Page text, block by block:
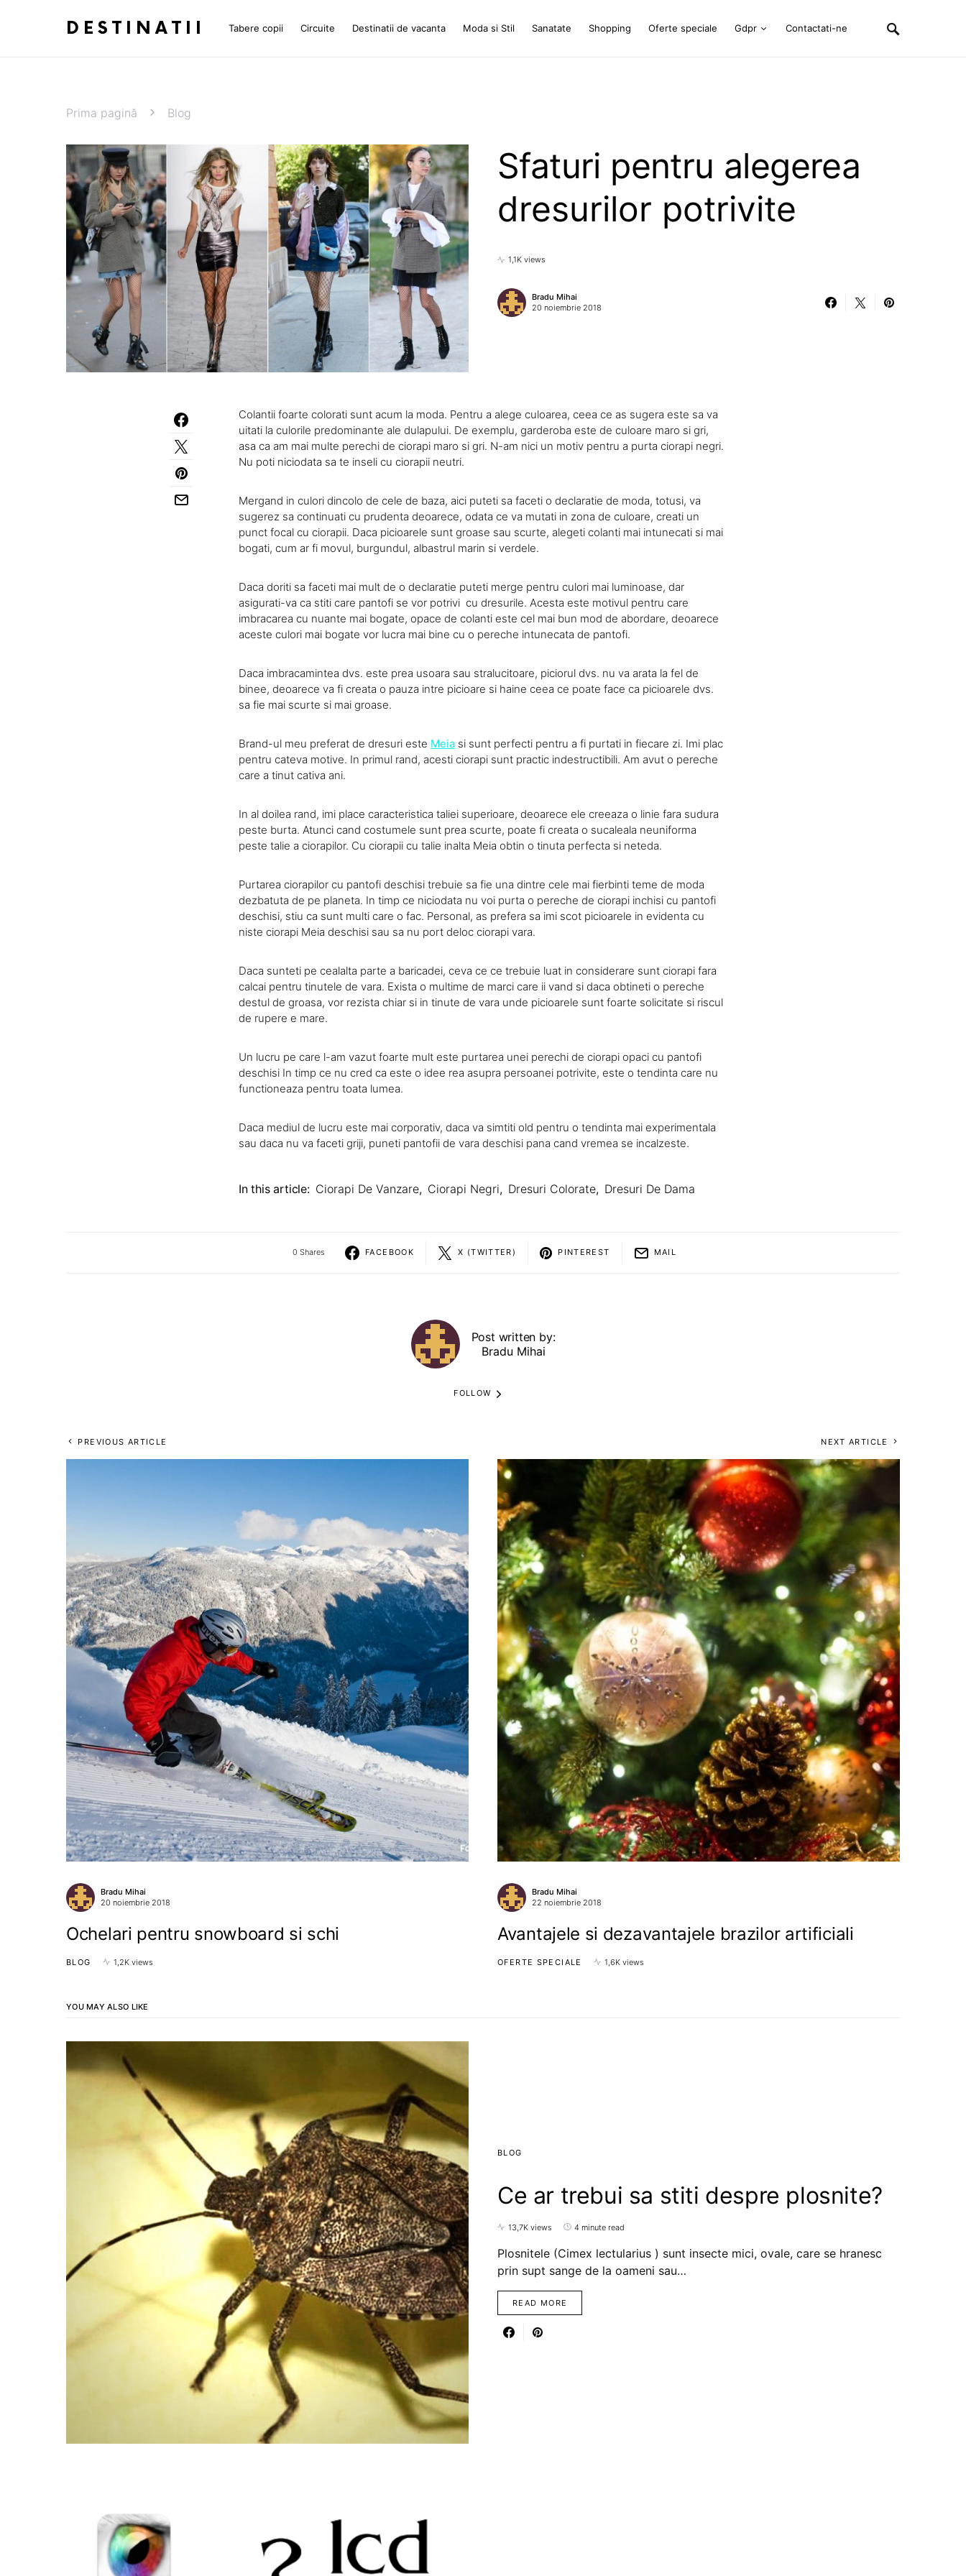
DESTINATII Tabere copii Circuite Destinatii de vacanta Moda si Stil Sanatate Shopping Oferte speciale Gdpr Contactati-ne
Prima pagină Blog
Sfaturi pentru alegerea
dresurilor potrivite
1,1K views
Bradu Mihai
20 noiembrie 2018
Colantii foarte colorati sunt acum la moda. Pentru a alege culoarea, ceea ce as sugera este sa va
uitati la culorile predominante ale dulapului. De exemplu, garderoba este de culoare maro si gri,
asa ca am mai multe perechi de ciorapi maro si gri. N-am nici un motiv pentru a purta ciorapi negri.
Nu poti niciodata sa te inseli cu ciorapii neutri.
Mergand in culori dincolo de cele de baza, aici puteti sa faceti o declaratie de moda, totusi, va
sugerez sa continuati cu prudenta deoarece, odata ce va mutati in zona de culoare, creati un
punct focal cu ciorapii. Daca picioarele sunt groase sau scurte, alegeti colanti mai intunecati si mai
bogati, cum ar fi movul, burgundul, albastrul marin si verdele.
Daca doriti sa faceti mai mult de o declaratie puteti merge pentru culori mai luminoase, dar
asigurati-va ca stiti care pantofi se vor potrivi cu dresurile. Acesta este motivul pentru care
imbracarea cu nuante mai bogate, opace de colanti este cel mai bun mod de abordare, deoarece
aceste culori mai bogate vor lucra mai bine cu o pereche intunecata de pantofi.
Daca imbracamintea dvs. este prea usoara sau stralucitoare, piciorul dvs. nu va arata la fel de
binee, deoarece va fi creata o pauza intre picioare si haine ceea ce poate face ca picioarele dvs.
sa fie mai scurte si mai groase.
Brand-ul meu preferat de dresuri este Meia si sunt perfecti pentru a fi purtati in fiecare zi. Imi plac
pentru cateva motive. In primul rand, acesti ciorapi sunt practic indestructibili. Am avut o pereche
care a tinut cativa ani.
In al doilea rand, imi place caracteristica taliei superioare, deoarece ele creeaza o linie fara sudura
peste burta. Atunci cand costumele sunt prea scurte, poate fi creata o sucaleala neuniforma
peste talie a ciorapilor. Cu ciorapii cu talie inalta Meia obtin o tinuta perfecta si neteda.
Purtarea ciorapilor cu pantofi deschisi trebuie sa fie una dintre cele mai fierbinti teme de moda
dezbatuta de pe planeta. In timp ce niciodata nu voi purta o pereche de ciorapi inchisi cu pantofi
deschisi, stiu ca sunt multi care o fac. Personal, as prefera sa imi scot picioarele in evidenta cu
niste ciorapi Meia deschisi sau sa nu port deloc ciorapi vara.
Daca sunteti pe cealalta parte a baricadei, ceva ce ce trebuie luat in considerare sunt ciorapi fara
calcai pentru tinutele de vara. Exista o multime de marci care ii vand si daca obtineti o pereche
destul de groasa, vor rezista chiar si in tinute de vara unde picioarele sunt foarte solicitate si riscul
de rupere e mare.
Un lucru pe care l-am vazut foarte mult este purtarea unei perechi de ciorapi opaci cu pantofi
deschisi In timp ce nu cred ca este o idee rea asupra persoanei potrivite, este o tendinta care nu
functioneaza pentru toata lumea.
Daca mediul de lucru este mai corporativ, daca va simtiti old pentru o tendinta mai experimentala
sau daca nu va faceti griji, puneti pantofii de vara deschisi pana cand vremea se incalzeste.
In this article: Ciorapi De Vanzare, Ciorapi Negri, Dresuri Colorate, Dresuri De Dama
0 Shares FACEBOOK X (TWITTER) PINTEREST MAIL
Post written by:
Bradu Mihai
FOLLOW
PREVIOUS ARTICLE
Bradu Mihai
20 noiembrie 2018
Ochelari pentru snowboard si schi
BLOG 1,2K views
NEXT ARTICLE
Bradu Mihai
22 noiembrie 2018
Avantajele si dezavantajele brazilor artificiali
OFERTE SPECIALE 1,6K views
YOU MAY ALSO LIKE
BLOG
Ce ar trebui sa stiti despre plosnite?
13,7K views 4 minute read
Plosnitele (Cimex lectularius ) sunt insecte mici, ovale, care se hranesc
prin supt sange de la oameni sau…
READ MORE